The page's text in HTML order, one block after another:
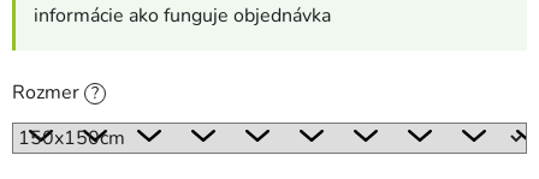
informácie ako funguje objednávka
Rozmer ?